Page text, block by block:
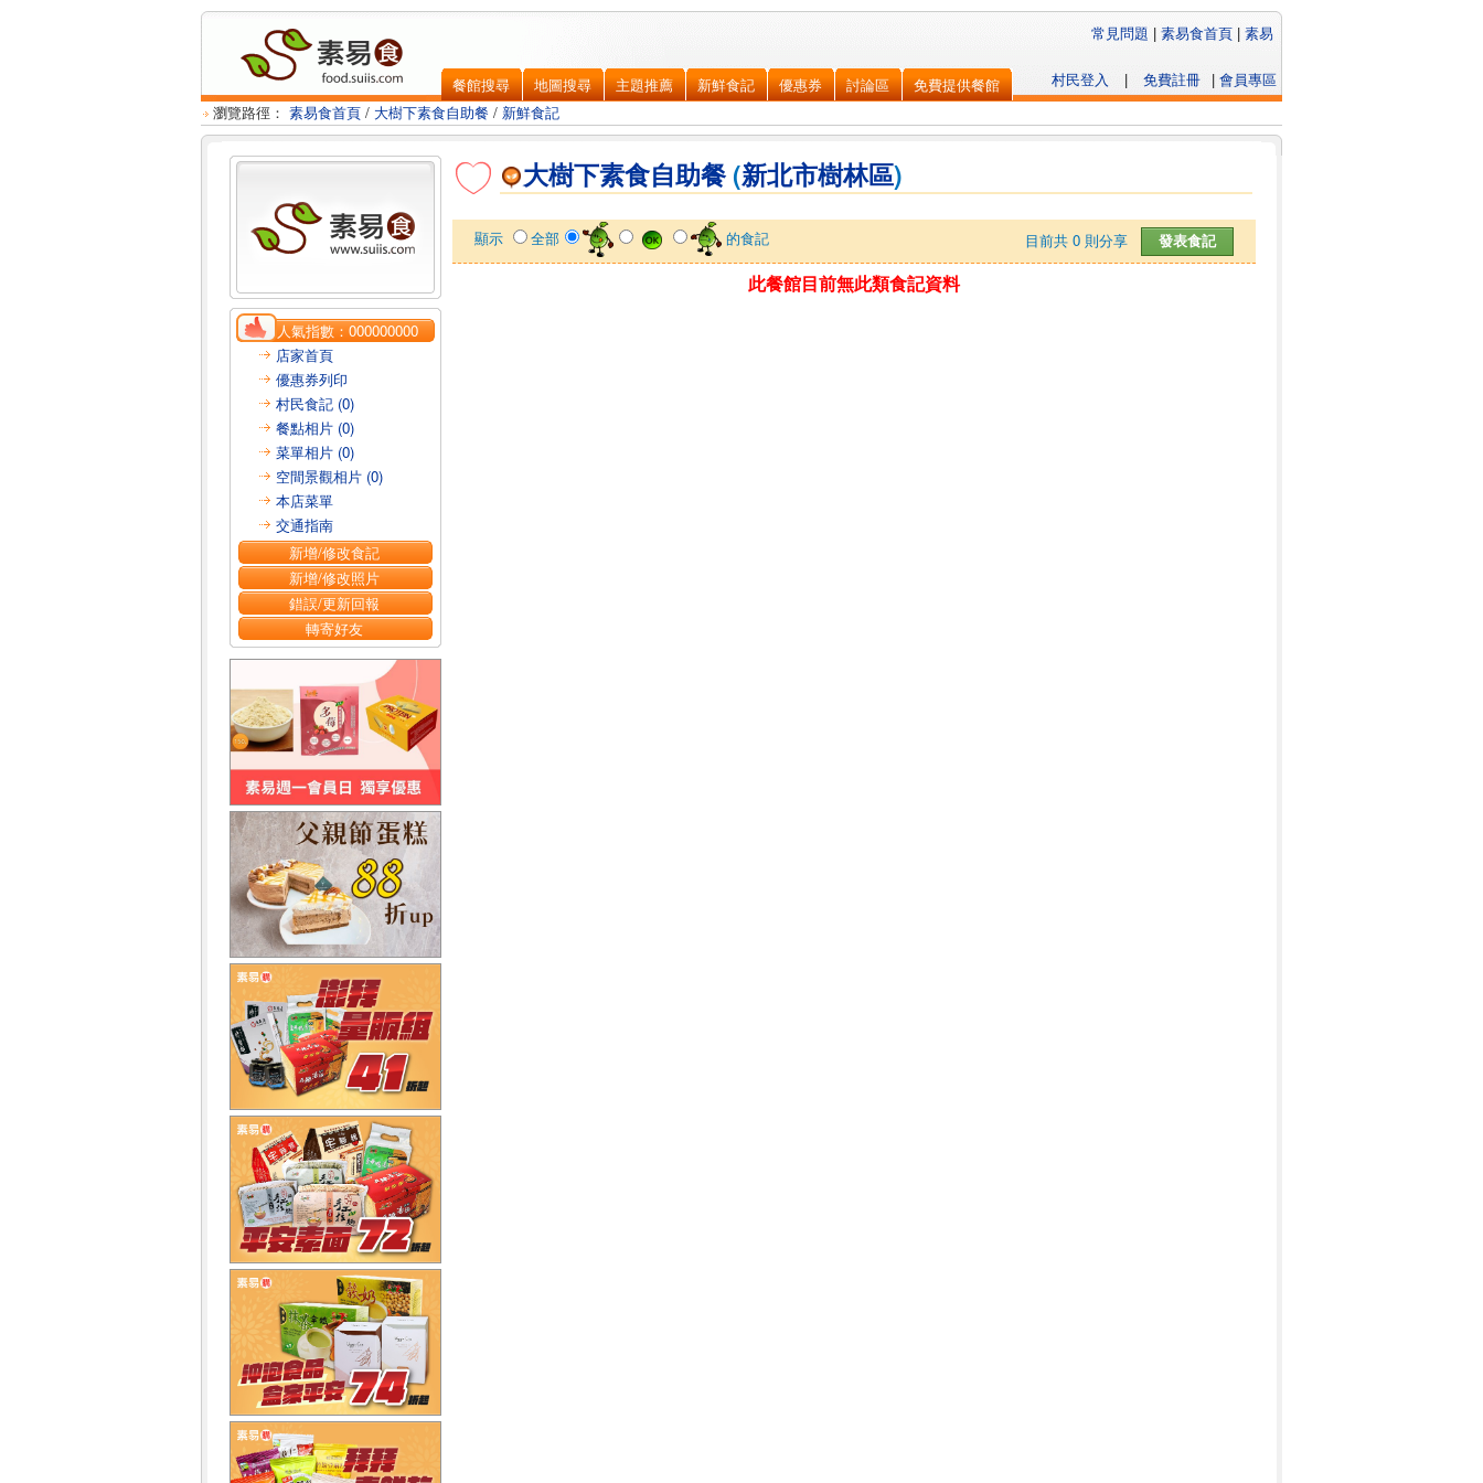
餐館搜尋 地圖搜尋 主題推薦 新鮮食記 優惠券 討論區 免費提供餐館 | 會員專區
免費註冊
|
村民登入
常見問題 | 素易食首頁 | 素易
瀏覽路徑： 素易食首頁 / 大樹下素食自助餐 / 新鮮食記
人氣指數：000000000
店家首頁
優惠券列印
村民食記 (0)
餐點相片 (0)
菜單相片 (0)
空間景觀相片 (0)
本店菜單
交通指南
新增/修改食記
新增/修改照片
錯誤/更新回報
轉寄好友
大樹下素食自助餐 (新北市樹林區)
目前共 0 則分享
顯示 全部 的食記
此餐館目前無此類食記資料